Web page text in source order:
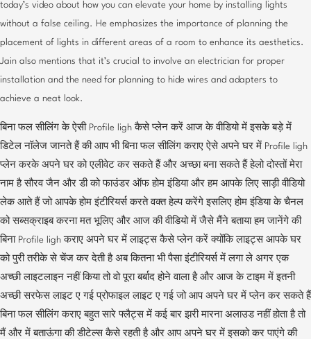
today’s video about how you can elevate your home by installing lights
without a false ceiling. He emphasizes the importance of planning the
placement of lights in different areas of a room to enhance its aesthetics.
Jain also mentions that it’s crucial to involve an electrician for proper
installation and the need for planning to hide wires and adapters to
achieve a neat look.
बिना फल सीलिंग के ऐसी Profile ligh कैसे प्लेन करें आज के वीडियो में इसके बड़े में
डिटेल नॉलेज जानते हैं की आप भी बिना फल सीलिंग कराए ऐसे अपने घर में Profile ligh
प्लेन करके अपने घर को एलीवेट कर सकते हैं और अच्छा बना सकते हैं हेलो दोस्तों मेरा
नाम है सौरव जैन और डी को फाउंडर ऑफ होम इंडिया और हम आपके लिए साड़ी वीडियो
लेक आते हैं जो आपके होम इंटीरियर्स करते वक्त हेल्प करेंगे इसलिए होम इंडिया के चैनल
को सब्सक्राइब करना मत भूलिए और आज की वीडियो में जैसे मैंने बताया हम जानेंगे की
बिना Profile ligh कराए अपने घर में लाइट्स कैसे प्लेन करें क्योंकि लाइट्स आपके घर
को पुरी तरीके से चेंज कर देती है अब कितना भी पैसा इंटीरियर्स में लगा ले अगर एक
अच्छी लाइटलाइन नहीं किया तो वो पूरा बर्बाद होने वाला है और आज के टाइम में इतनी
अच्छी सरफेस लाइट ए गई प्रोफाइल लाइट ए गई जो आप अपने घर में प्लेन कर सकते हैं
बिना फल सीलिंग कराए बहुत सारे फ्लैट्स में कई बार झरी मारना अलाउड नहीं होता है तो
मैं और में बताऊंगा की डीटेल्स कैसे रहती है और आप अपने घर में इसको कर पाएंगे की